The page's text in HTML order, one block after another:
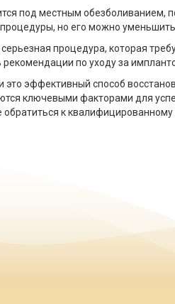
под местным
но его можно
процедура, которая
по уходу за
эффективный способ
ключевыми факторами для
к